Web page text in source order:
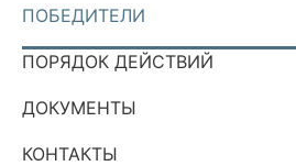
ПОБЕДИТЕЛИ
ПОРЯДОК ДЕЙСТВИЙ
ДОКУМЕНТЫ
КОНТАКТЫ